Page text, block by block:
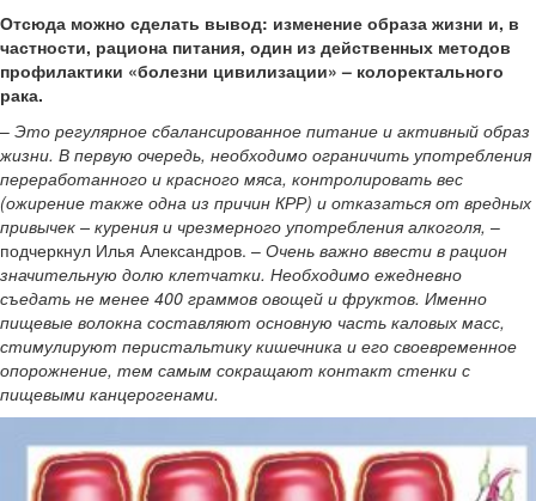
Отсюда можно сделать вывод: изменение образа жизни и, в
частности, рациона питания, один из действенных методов
профилактики «болезни цивилизации» – колоректального
рака.
– Это регулярное сбалансированное питание и активный образ
жизни. В первую очередь, необходимо ограничить употребления
переработанного и красного мяса, контролировать вес
(ожирение также одна из причин КРР) и отказаться от вредных
привычек – курения и чрезмерного употребления алкоголя, –
подчеркнул Илья Александров. – Очень важно ввести в рацион
значительную долю клетчатки. Необходимо ежедневно
съедать не менее 400 граммов овощей и фруктов. Именно
пищевые волокна составляют основную часть каловых масс,
стимулируют перистальтику кишечника и его своевременное
опорожнение, тем самым сокращают контакт стенки с
пищевыми канцерогенами.